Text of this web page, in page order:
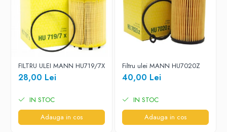
FILTRU ULEI MANN HU719/7X
28,00 Lei
IN STOC
Adauga in cos
Filtru ulei MANN HU7020Z
40,00 Lei
IN STOC
Adauga in cos